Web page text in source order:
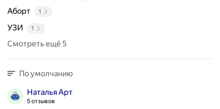
н
Аборт 1
УЗИ 1
Смотреть ещё 5
По умолчанию
Наталья Арт
5 отзывов